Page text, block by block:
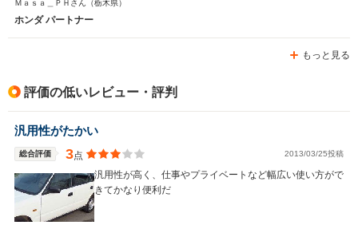
Ｍａｓａ＿ＰＨさん （栃木県）
ホンダ パートナー
もっと見る
評価の低いレビュー・評判
汎用性がたかい
総合評価 3点 2013/03/25投稿
汎用性が高く、仕事やプライベートなど幅広い使い方がで
きてかなり便利だ